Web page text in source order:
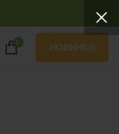
0 НОВИНКИ